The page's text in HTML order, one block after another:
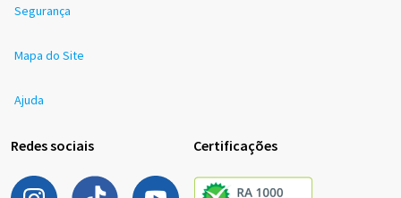
Segurança
Mapa do Site
Ajuda
Redes sociais Certificações